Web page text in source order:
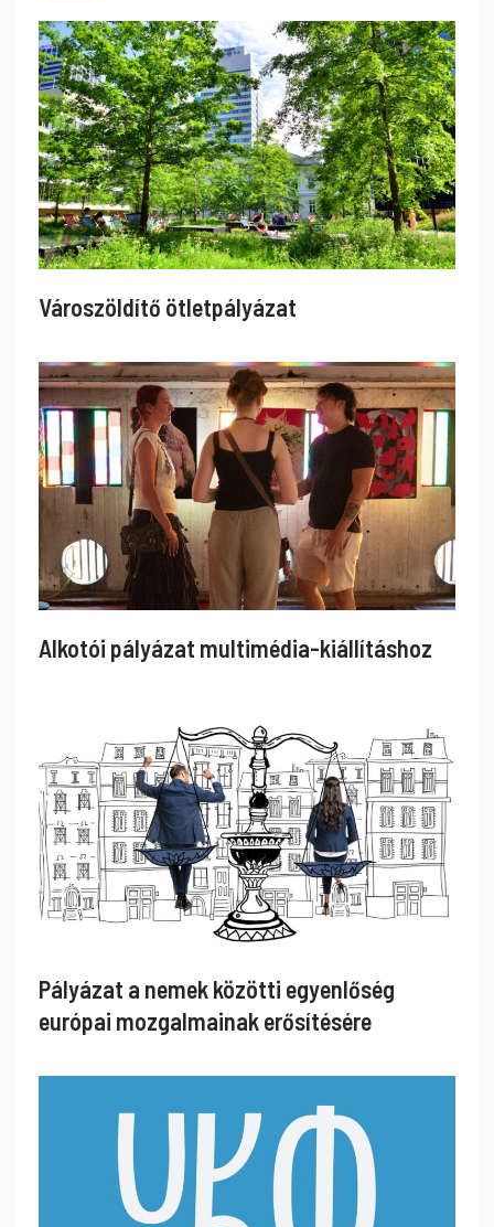
Városzöldítő ötletpályázat
Alkotói pályázat multimédia-kiállításhoz
Pályázat a nemek közötti egyenlőség
európai mozgalmainak erősítésére